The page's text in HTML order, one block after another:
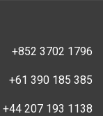
+852 3702 1796
+61 390 185 385
+44 207 193 1138